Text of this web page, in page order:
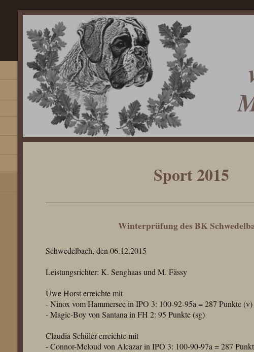
Sport 2015
Winterprüfung des BK
Schwedelbach, den 06.12.2015
Leistungsrichter: K. Senghaas und M. Fässy
Uwe Horst erreichte mit
- Ninox vom Hammersee in IPO 3: 100-92-95a = 287 Punkte (v)
- Magic-Boy von Santana in FH 2: 95 Punkte (sg)
Claudia Schüler erreichte mit
- Connor-Mcloud von Alcazar in IPO 3: 100-90-97a = 287